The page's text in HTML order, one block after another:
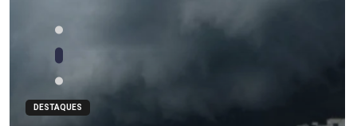
DESTAQUES